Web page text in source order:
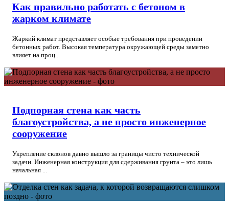
Как правильно работать с бетоном в
жарком климате
Жаркий климат представляет особые требования при проведении
бетонных работ. Высокая температура окружающей среды заметно
влияет на проц...
Подпорная стена как часть
благоустройства, а не просто инженерное
сооружение
Укрепление склонов давно вышло за границы чисто технической
задачи. Инженерная конструкция для сдерживания грунта – это лишь
начальная ...